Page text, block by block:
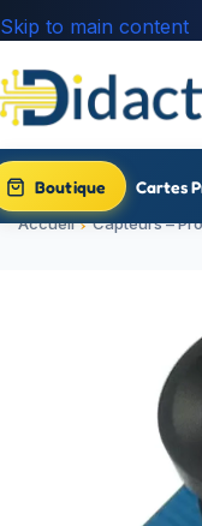
Skip to main content
Boutique Cartes
Accueil Capteurs –